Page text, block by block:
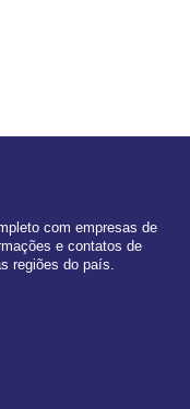
com empresas de
e contatos de
regiões do país.